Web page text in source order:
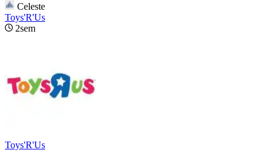
Celeste
Toys'R'Us
2sem
Toys'R'Us